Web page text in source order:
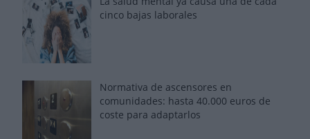
cinco bajas laborales
Normativa de ascensores en
comunidades: hasta 40.000 euros de
coste para adaptarlos